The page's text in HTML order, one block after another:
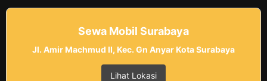
Sewa Mobil Surabaya
Jl. Amir Machmud II, Kec. Gn Anyar Kota Surabaya
Lihat Lokasi